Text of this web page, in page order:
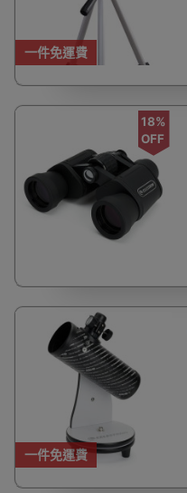
一件免運費
18%
OFF
一件免運費